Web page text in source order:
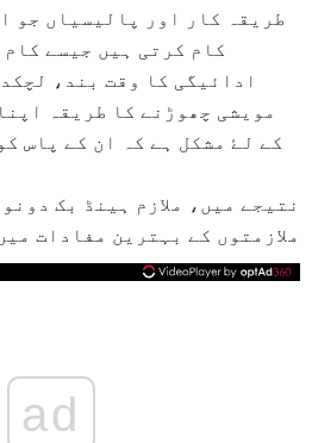
طریقہ کار اور پالیسیاں جو
کام کرتی ہیں جیسے کام
ادائیگی کا وقت بند،
مویشی چھوڑنے کا طریقہ
کے لۓ مشکل ہے کہ ان کے پاس
نتیجے میں، ملازم ہینڈ بک
ملازمتوں کے بہترین مفادات
ad